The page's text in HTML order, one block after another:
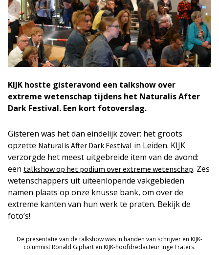
KIJK hostte gisteravond een talkshow over
extreme wetenschap tijdens het Naturalis After
Dark Festival. Een kort fotoverslag.
Gisteren was het dan eindelijk zover: het groots
opzette Naturalis After Dark Festival in Leiden. KIJK
verzorgde het meest uitgebreide item van de avond:
een talkshow op het podium over extreme wetenschap. Zes
wetenschappers uit uiteenlopende vakgebieden
namen plaats op onze knusse bank, om over de
extreme kanten van hun werk te praten. Bekijk de
foto’s!
De presentatie van de talkshow was in handen van schrijver en KIJK-
columnist Ronald Giphart en KIJK-hoofdredacteur Inge Fraters.